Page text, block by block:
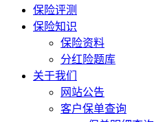
保险评测
保险知识
保险资料
分红险题库
关于我们
网站公告
客户保单查询